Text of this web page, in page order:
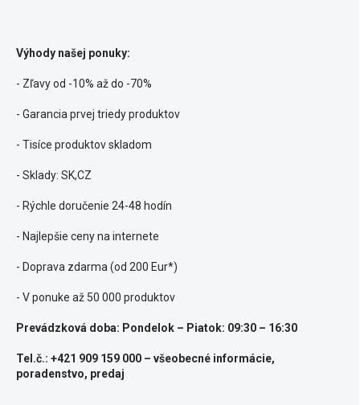
Výhody našej ponuky:
- Zľavy od -10% až do -70%
- Garancia prvej triedy produktov
- Tisíce produktov skladom
- Sklady: SK,CZ
- Rýchle doručenie 24-48 hodín
- Najlepšie ceny na internete
- Doprava zdarma (od 200 Eur*)
- V ponuke až 50 000 produktov
Prevádzková doba: Pondelok – Piatok: 09:30 – 16:30
Tel.č.: +421 909 159 000 – všeobecné informácie,
poradenstvo, predaj